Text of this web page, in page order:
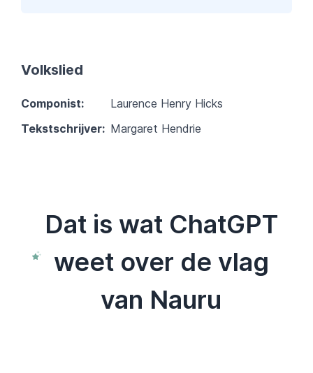
Volkslied
Componist:
Laurence Henry Hicks
Tekstschrijver: Margaret Hendrie
Dat is wat ChatGPT
weet over de vlag
van Nauru